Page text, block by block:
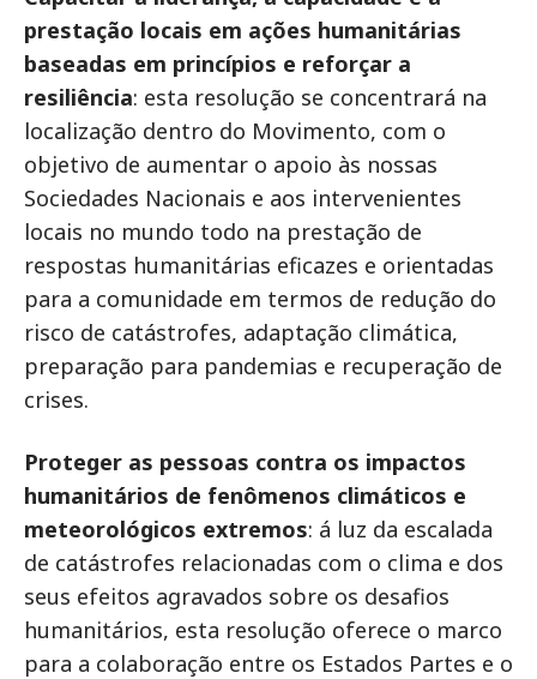
prestação locais em ações humanitárias
baseadas em princípios e reforçar a
resiliência: esta resolução se concentrará na
localização dentro do Movimento, com o
objetivo de aumentar o apoio às nossas
Sociedades Nacionais e aos intervenientes
locais no mundo todo na prestação de
respostas humanitárias eficazes e orientadas
para a comunidade em termos de redução do
risco de catástrofes, adaptação climática,
preparação para pandemias e recuperação de
crises.
Proteger as pessoas contra os impactos
humanitários de fenômenos climáticos e
meteorológicos extremos: á luz da escalada
de catástrofes relacionadas com o clima e dos
seus efeitos agravados sobre os desafios
humanitários, esta resolução oferece o marco
para a colaboração entre os Estados Partes e o